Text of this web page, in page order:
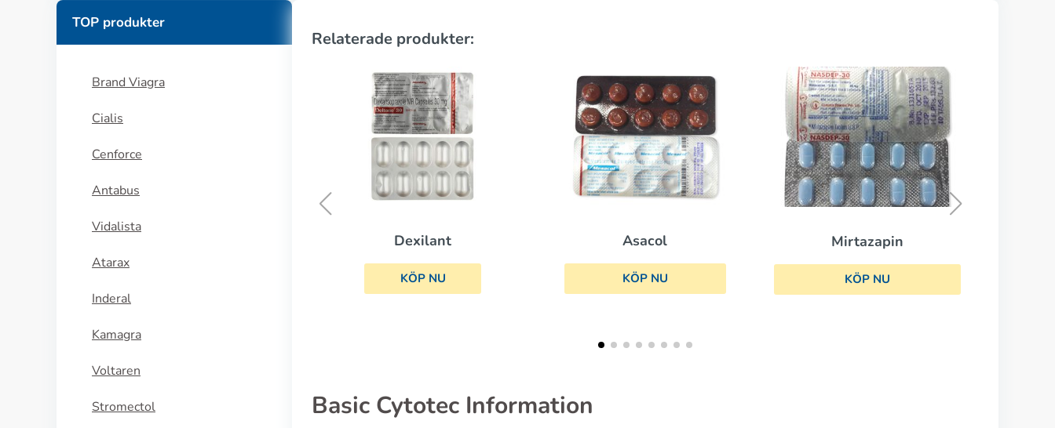
TOP produkter
Brand Viagra
Cialis
Cenforce
Antabus
Vidalista
Atarax
Inderal
Kamagra
Voltaren
Stromectol
Relaterade produkter:
Mirtazapin
Domperidon
KÖP NU
Basic Cytotec Information